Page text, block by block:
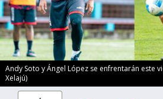
Andy Soto y Ángel López se enfrentarán este
Xelajú)